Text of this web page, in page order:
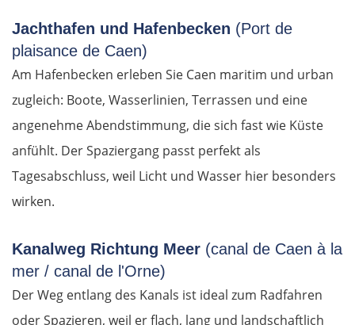
Jachthafen und Hafenbecken (Port de
plaisance de Caen)
Am Hafenbecken erleben Sie Caen maritim und urban
zugleich: Boote, Wasserlinien, Terrassen und eine
angenehme Abendstimmung, die sich fast wie Küste
anfühlt. Der Spaziergang passt perfekt als
Tagesabschluss, weil Licht und Wasser hier besonders
wirken.
Kanalweg Richtung Meer (canal de Caen à la
mer / canal de l'Orne)
Der Weg entlang des Kanals ist ideal zum Radfahren
oder Spazieren, weil er flach, lang und landschaftlich
Thessaloniki
Katerini
Elassona
Kalambaka
Karditsa